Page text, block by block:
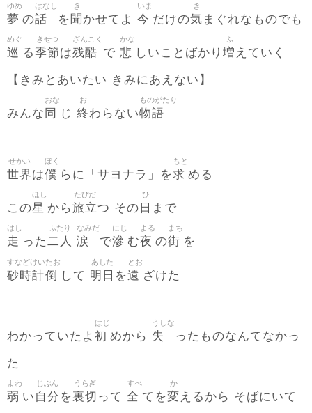
夢
ゆめ
の話
はなし
を 聞
き
かせてよ 今
いま
だけの気
き
まぐれなものでも
巡
めぐ
る季節
きせつ
は残酷
ざんこく
で 悲
かな
しいことばかり 増
ふ
えていく
【きみとあいたい きみにあえない】
みんな 同
おな
じ 終
お
わらない物語
ものがたり
世界
せかい
は僕
ぼく
らに「サヨナラ」を求
もと
める
この星
ほし
から旅立
たびだ
つ その 日
ひ
まで
走
はし
った二人
ふたり
涙
なみだ
で滲
にじ
む夜
よる
の街
まち
を
砂時計
すなどけい
倒
たお
して 明日
あした
を遠
とお
ざけた
わかっていたよ 初
はじ
めから 失
うしな
ったものなんてなかっ
た
弱
よわ
い 自分
じぶん
を裏切
うらぎ
って 全
すべ
てを変
か
えるから そばにいて